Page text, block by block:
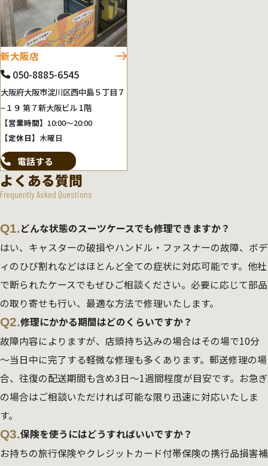
新大阪店
050-8885-6545
大阪府大阪市淀川区西中島５丁目７
−１９ 第７新大阪ビル 1階
【営業時間】 10:00～20:00
【定休日】 木曜日
電話する
よくある質問
Frequently Asked Questions
Q1.どんな状態のスーツケースでも修理できますか？
はい、キャスターの破損やハンドル・ファスナーの故障、ボデ
ィのひび割れなどはほとんど全ての症状に対応可能です。他社
で断られたケースでもぜひご相談ください。必要に応じて部品
の取り寄せも行い、最適な方法で修理いたします。
Q2.修理にかかる期間はどのくらいですか？
故障内容によりますが、店頭持ち込みの場合はその場で10分
～当日中に完了する軽微な修理も多くあります。郵送修理の場
合、往復の配送期間も含め3日～1週間程度が目安です。お急ぎ
の場合はご相談いただければ可能な限り迅速に対応いたしま
す。
Q3.保険を使うにはどうすればいいですか？
お持ちの旅行保険やクレジットカード付帯保険の携行品損害補